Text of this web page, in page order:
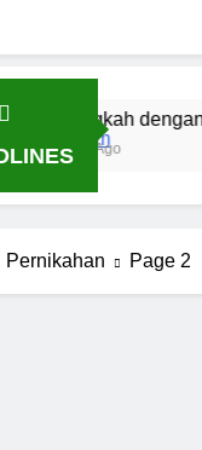
dengan Inspirasi:
Pernikahan Page 2